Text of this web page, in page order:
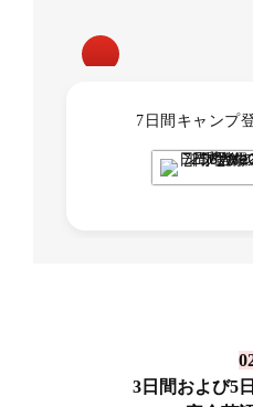
7日間キャンプ
3日間および5